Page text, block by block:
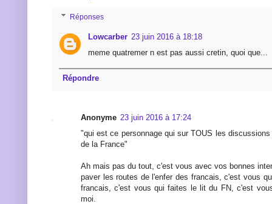
Réponses
Lowcarber 23 juin 2016 à 18:18
meme quatremer n est pas aussi cretin, quoi que...
Répondre
Anonyme 23 juin 2016 à 17:24
"qui est ce personnage qui sur TOUS les
de la France"
Ah mais pas du tout, c'est vous avec vos bonnes
paver les routes de l'enfer des francais, c'est vous
francais, c'est vous qui faites le lit du FN, c'est
moi.